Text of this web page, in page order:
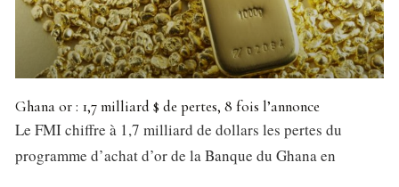
Ghana or : 1,7 milliard $ de pertes, 8 fois l’annonce
Le FMI chiffre à 1,7 milliard de dollars les pertes du
programme d’achat d’or de la Banque du Ghana en